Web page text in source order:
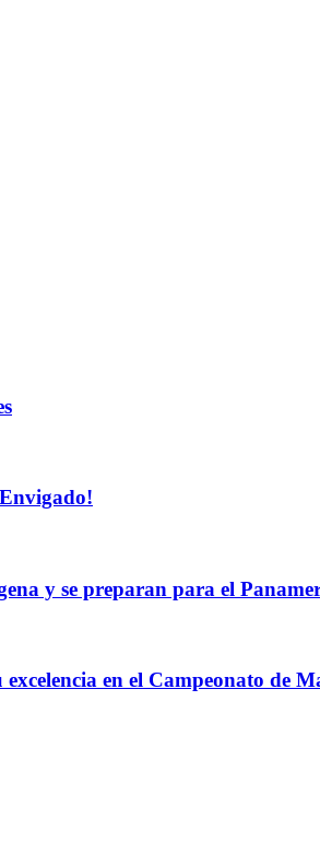
y se preparan para el
en el Campeonato de